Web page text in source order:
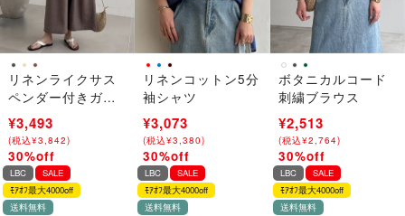
リネンライクサス
ペンダー付きガウ
チョパンツ
¥4,990
(税込¥5,489)
→
¥3,493
(税込¥3,842)
30%off
リネンコットン5分
袖シャツ
¥4,390
(税込¥4,829)
→
¥3,073
(税込¥3,380)
30%off
ボタニカルコード
刺繍ブラウス
¥3,590
(税込¥3,949)
→
¥2,513
(税込¥2,764)
30%off
LBC
SALE
ﾓｱｵﾌ最大4000off
送料無料
LBC
SALE
ﾓｱｵﾌ最大4000off
送料無料
LBC
SALE
ﾓｱｵﾌ最大4000off
送料無料